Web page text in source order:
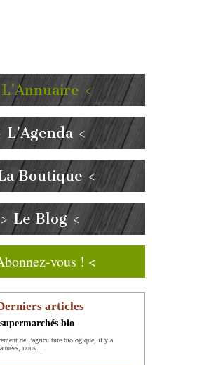
<
L’Agenda <
Boutique <
> Le Blog <
vous ! <
articles
bio
de l’agriculture biologique, il y a
nous...